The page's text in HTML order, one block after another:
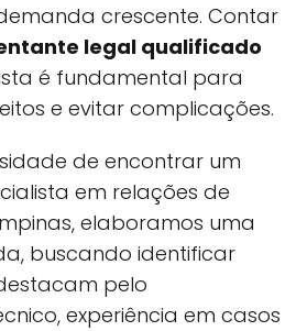
crescente. Contar
legal qualificado
é fundamental para
e evitar complicações.
de encontrar um
em relações de
elaboramos uma
buscando identificar
pelo
experiência em casos